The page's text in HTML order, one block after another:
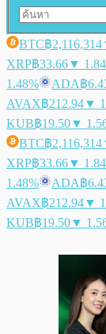
BTC฿2,116,314
XRP฿33.66▼
1.48%
ADA฿
AVAX฿212.94▼
KUB฿19.50▼
BTC฿2,116,314
XRP฿33.66▼
1.48%
ADA฿
AVAX฿212.94▼
KUB฿19.50▼